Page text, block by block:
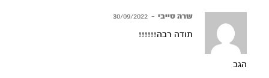
שרה סייבי –
30/09/2022
תודה רבה!!!!!!
הגב